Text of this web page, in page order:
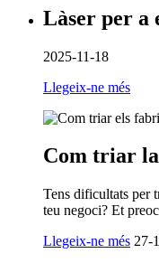
Làser per a
2025-11-18
Llegeix-ne més
Com triar
Tens dificultats per
teu negoci? Et
Llegeix-ne més 27-